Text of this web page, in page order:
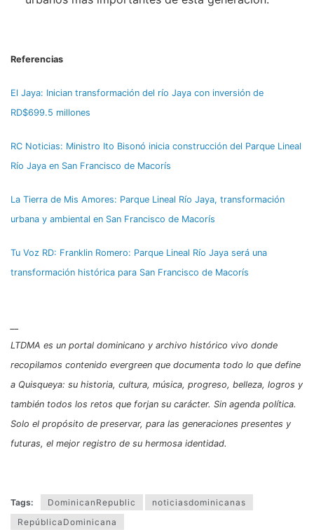
Referencias
El Jaya: Inician transformación del río Jaya con inversión de
RD$699.5 millones
RC Noticias: Ministro Ito Bisonó inicia construcción del Parque Lineal
Río Jaya en San Francisco de Macorís
La Tierra de Mis Amores: Parque Lineal Río Jaya, transformación
urbana y ambiental en San Francisco de Macorís
Tu Voz RD: Franklin Romero: Parque Lineal Río Jaya será una
transformación histórica para San Francisco de Macorís
LTDMA es un portal dominicano y archivo histórico vivo donde
recopilamos contenido evergreen que documenta todo lo que define
a Quisqueya: su historia, cultura, música, progreso, belleza, logros y
también todos los retos que forjan su carácter. Sin agenda política.
Solo el propósito de preservar, para las generaciones presentes y
futuras, el mejor registro de su hermosa identidad.
Tags: DominicanRepublic
noticiasdominicanas
RepúblicaDominicana